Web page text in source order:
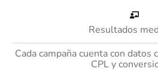
Resultados
Cada campaña cuenta con datos
CPL y